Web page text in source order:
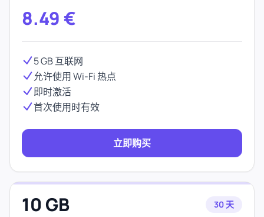
8.49 €
5 GB 互联网
允许使用 Wi-Fi 热点
即时激活
首次使用时有效
立即购买
10 GB 30 天